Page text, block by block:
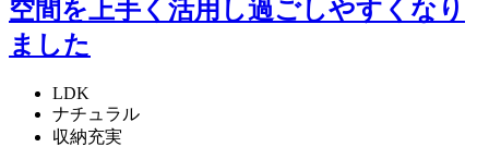
空間を上手く活用し過ごしやすくなり
ました
LDK
ナチュラル
収納充実